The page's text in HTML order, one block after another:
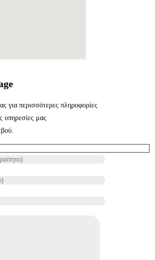
για περισσότερες πληροφορίες
υπηρεσίες μας